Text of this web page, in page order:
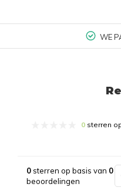
WE
0 sterren
0sterren op basis van 0
beoordelingen